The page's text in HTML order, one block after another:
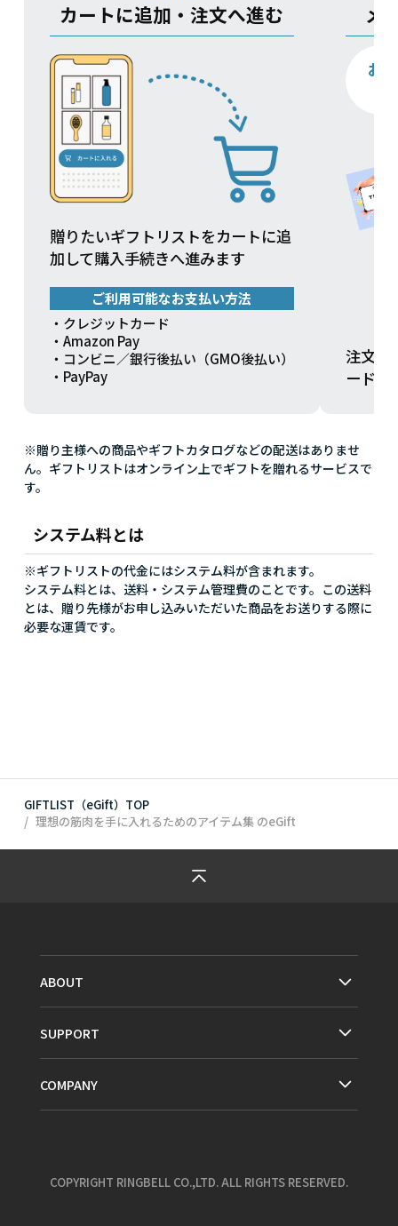
カートに追加・注文へ進む
贈りたいギフトリストをカートに追
加して購入手続きへ進みます
ご利用可能なお支払い方法
・クレジットカード
・Amazon Pay
・コンビニ／銀行後払い（GMO後払い）
・PayPay
メ
お
注文方
ードを
※贈り主様への商品やギフトカタログなどの配送はありませ
ん。ギフトリストはオンライン上でギフトを贈れるサービスで
す。
システム料とは
※ギフトリストの代金にはシステム料が含まれます。
システム料とは、送料・システム管理費のことです。この送料
とは、贈り先様がお申し込みいただいた商品をお送りする際に
必要な運賃です。
GIFTLIST（eGift）TOP
理想の筋肉を手に入れるためのアイテム集のeGift
ABOUT
SUPPORT
COMPANY
COPYRIGHT RINGBELL CO.,LTD. ALL RIGHTS RESERVED.